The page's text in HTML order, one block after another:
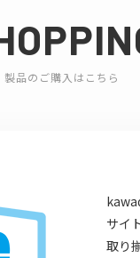
製品のご購入はこちら
サイ
取り